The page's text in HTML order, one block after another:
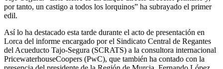
por tanto, un castigo a todos los lorquinos” ha subrayado el primer
edil.
Así lo ha destacado esta tarde durante el acto de presentación en
Lorca del informe encargado por el Sindicato Central de Regantes
del Acueducto Tajo‑Segura (SCRATS) a la consultora internacional
PricewaterhouseCoopers (PwC), que también ha contado con la